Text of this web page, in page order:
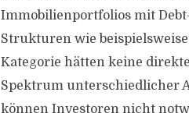
Immobilienportfolios mit
Strukturen wie
Kategorie hätten keine
Spektrum unterschiedlicher
können Investoren nicht